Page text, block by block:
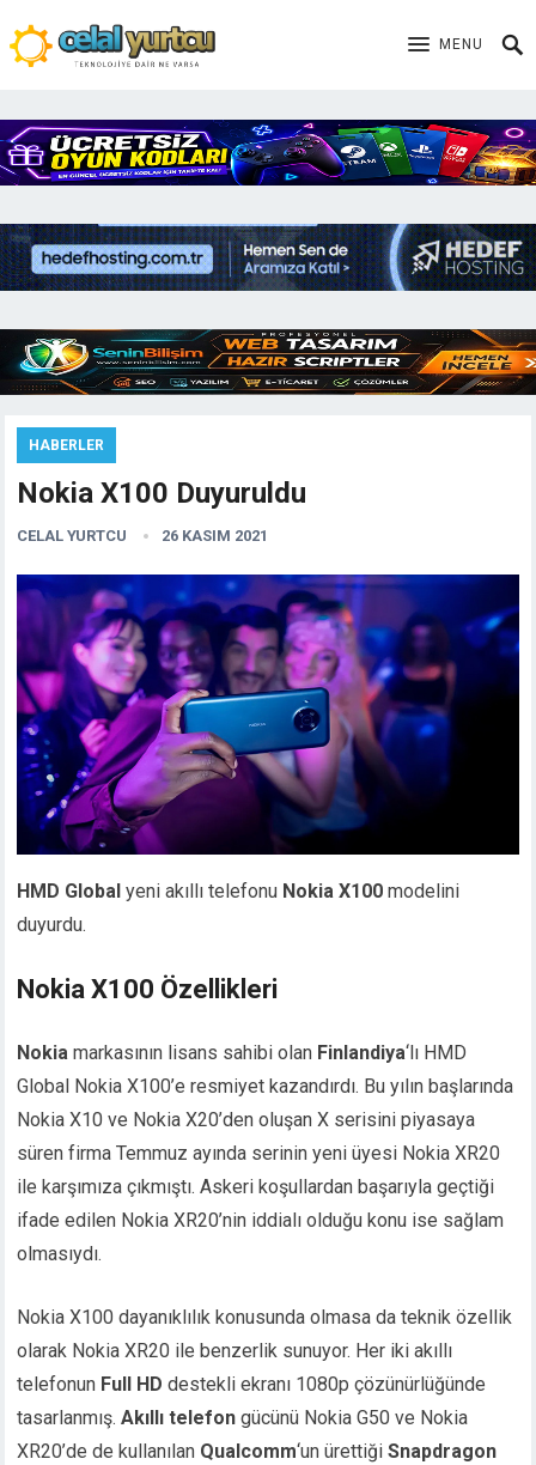
MENU
HABERLER
Nokia X100 Duyuruldu
CELAL YURTCU 26 KASIM 2021
HMD Global yeni akıllı telefonu Nokia X100 modelini
duyurdu.
Nokia X100 Özellikleri
Nokia markasının lisans sahibi olan Finlandiya‘lı HMD
Global Nokia X100’e resmiyet kazandırdı. Bu yılın başlarında
Nokia X10 ve Nokia X20’den oluşan X serisini piyasaya
süren firma Temmuz ayında serinin yeni üyesi Nokia XR20
ile karşımıza çıkmıştı. Askeri koşullardan başarıyla geçtiği
ifade edilen Nokia XR20’nin iddialı olduğu konu ise sağlam
olmasıydı.
Nokia X100 dayanıklılık konusunda olmasa da teknik özellik
olarak Nokia XR20 ile benzerlik sunuyor. Her iki akıllı
telefonun Full HD destekli ekranı 1080p çözünürlüğünde
tasarlanmış.Akıllı telefon gücünü Nokia G50 ve Nokia
XR20’de de kullanılan Qualcomm‘un ürettiğiSnapdragon